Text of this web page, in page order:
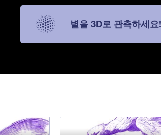
별을 3D로 관측하세요!